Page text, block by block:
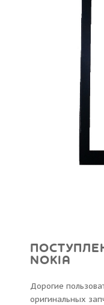
NOKIA
Дорогие
оригинальных